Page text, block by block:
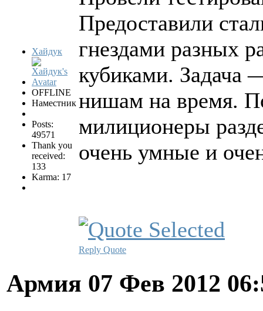
Хайдук
OFFLINE
Наместник
Posts:
49571
Thank you
received:
133
Karma: 17
Предоставили
гнездами разных
кубиками. Задача
нишам на время.
милиционеры
очень умные и
Reply Quote
Армия 07 Фев 2012